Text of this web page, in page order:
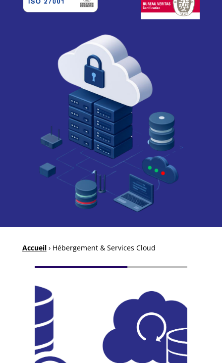
Accueil ›Hébergement & Services Cloud